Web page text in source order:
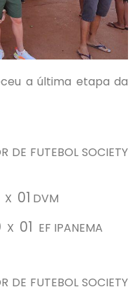
a última etapa da
DE FUTEBOL SOCIETY
X 01 DVM
X 01 EF IPANEMA
DE FUTEBOL SOCIETY